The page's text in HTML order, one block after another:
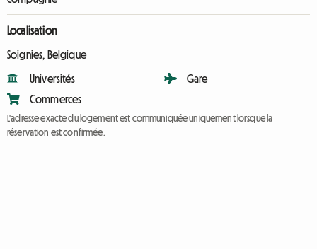
Localisation
Soignies, Belgique
Universités
Commerces
Gare
L'adresse exacte du logement est communiquée uniquement lorsque la
réservation est confirmée.